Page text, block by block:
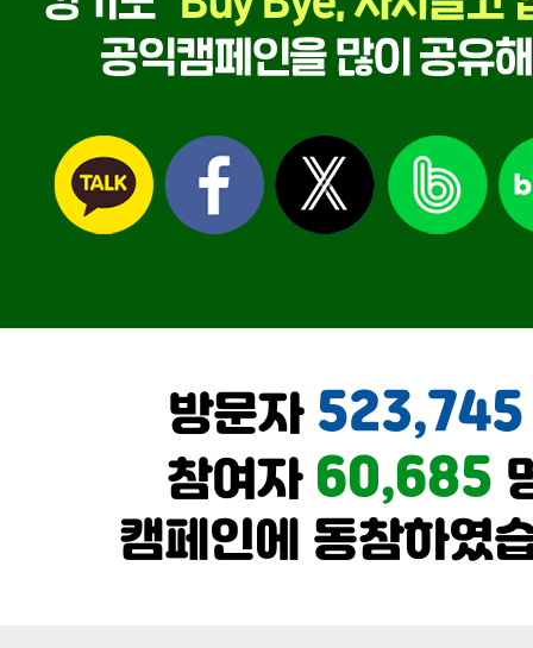
방문자 523,745
참여자 60,685
캠페인에 동참하였